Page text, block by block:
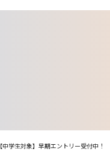
【中学生対象】早期エントリー受付中！